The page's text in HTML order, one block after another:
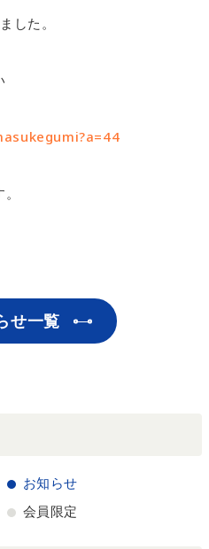
お知らせ
会員限定
した。
せ一覧